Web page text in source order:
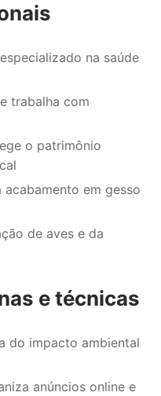
na saúde
trabalha com
o patrimônio
acabamento em gesso
de aves e da
e técnicas
do impacto ambiental
anúncios online e